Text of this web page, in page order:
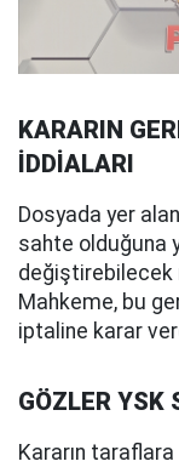
KARARIN
İDDİALARI
Dosyada yer
sahte olduğuna
değiştirebilecek
Mahkeme, bu
iptaline karar
GÖZLER YSK
Kararın